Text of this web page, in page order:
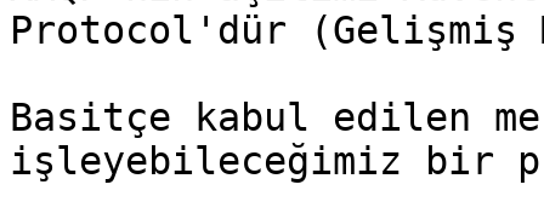
Protocol'dür (Gelişmiş
Basitçe kabul edilen
işleyebileceğimiz bir